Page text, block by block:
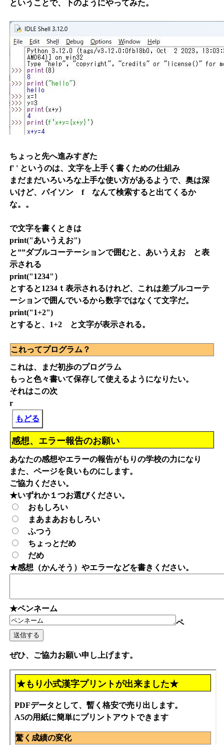
ということで、下のようにやってみた。
ちょっと先へ進みすぎた
f' ' というのは、文字を上手く書くための仕組み
まだまだいろいろな上手な使い方があるようで、奥は深
いけど、パイソン f なんて検索すると出てくるか
な。。
で文字を書くときは
print("あいうえお")
と””ダブルコーテーションで囲むと、あいうえお と表
示される
print("1234"）
とすると1234ｔ表示されるけれど、これは差ブルコーテ
ーションで囲んでいるから数字ではなくて文字だ。
print("1+2")
とすると、1+2 と文字が表示される。
これってプログラム？
これは、まだ初歩のプログラム
もっと色々書いて保存して使えるようになりたい。
それはこの次
r
もどる
感想、エラー報告のお願い
あなたの感想やエラーの報告がもりの学校の力になり
また、ページを良いものにします。
ご協力ください。
★いずれか１つお選びください。
おもしろい
まあまあおもしろい
ふつう
ちょっとだめ
だめ
★感想（かんそう）やエラーなどを書きください。
★ペンネーム
ペ
ぜひ、ご協力お願い申し上げます。